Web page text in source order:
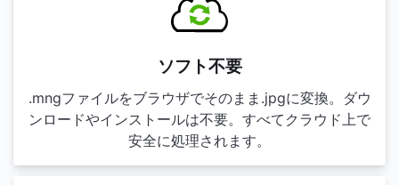
ソフト不要
.mngファイルをブラウザでそのまま.jpgに変換。ダウ
ンロードやインストールは不要。すべてクラウド上で
安全に処理されます。